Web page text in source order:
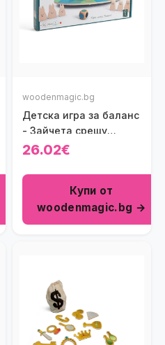
woodenmagic.bg
Детска игра за баланс
- Зайчета срещу
Лисици
26.02€
Купи от
woodenmagic.bg →